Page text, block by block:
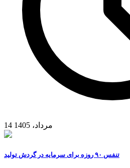
14 مرداد، 1405
تنفس ۹۰ روزه برای سرمایه در گردش تولید